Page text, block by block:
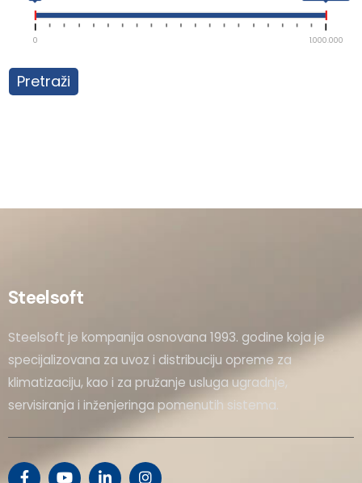
0 1.000.000
Pretraži
Steelsoft
Steelsoft je kompanija osnovana 1993. godine koja je
specijalizovana za uvoz i distribuciju opreme za
klimatizaciju, kao i za pružanje usluga ugradnje,
servisiranja i inženjeringa pomenutih sistema.